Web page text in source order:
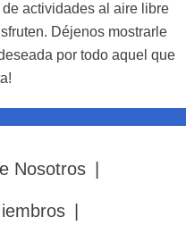
actividades al aire libre
Déjenos mostrarle
por todo aquel que
Nosotros